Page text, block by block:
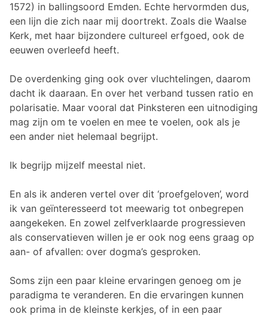
1572) in ballingsoord Emden. Echte hervormden dus,
een lijn die zich naar mij doortrekt. Zoals die Waalse
Kerk, met haar bijzondere cultureel erfgoed, ook de
eeuwen overleefd heeft.
De overdenking ging ook over vluchtelingen, daarom
dacht ik daaraan. En over het verband tussen ratio en
polarisatie. Maar vooral dat Pinksteren een uitnodiging
mag zijn om te voelen en mee te voelen, ook als je
een ander niet helemaal begrijpt.
Ik begrijp mijzelf meestal niet.
En als ik anderen vertel over dit ‘proefgeloven’, word
ik van geïnteresseerd tot meewarig tot onbegrepen
aangekeken. En zowel zelfverklaarde progressieven
als conservatieven willen je er ook nog eens graag op
aan- of afvallen: over dogma’s gesproken.
Soms zijn een paar kleine ervaringen genoeg om je
paradigma te veranderen. En die ervaringen kunnen
ook prima in de kleinste kerkjes, of in een paar